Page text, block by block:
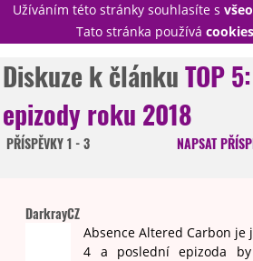
Užíváním této stránky souhlasíte s
Tato stránka používá cookies
NOVINKY
TÉMATA
DISKUZE
STATISTIKY
TIRÁŽ
Diskuze k článkuTOP
epizody roku 2018
PŘÍSPĚVKY1 - 3 NAPSAT
DarkrayCZ
Absence Altered Carbon je
4 a poslední epizoda